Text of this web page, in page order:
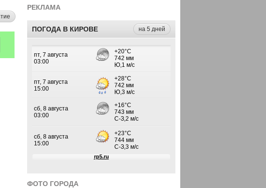
РЕКЛАМА
ПОГОДА В КИРОВЕ на 5 дней
ФОТО ГОРОДА